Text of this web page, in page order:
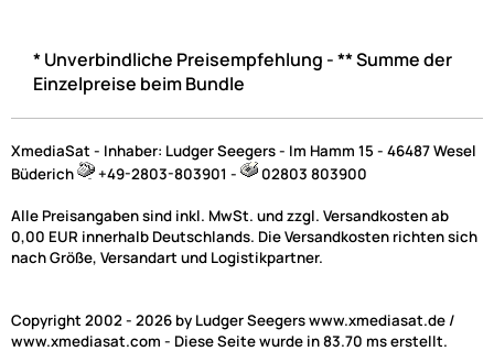
* Unverbindliche Preisempfehlung - ** Summe der
Einzelpreise beim Bundle
XmediaSat - Inhaber: Ludger Seegers - Im Hamm 15 - 46487 Wesel
Büderich
+49-2803-803901 - 02803 803900
Alle Preisangaben sind inkl. MwSt. und zzgl. Versandkosten ab
0,00 EUR innerhalb Deutschlands. Die Versandkosten richten sich
nach Größe, Versandart und Logistikpartner.
Copyright 2002 - 2026 by Ludger Seegers www.xmediasat.de /
www.xmediasat.com - Diese Seite wurde in 83.70 ms erstellt.